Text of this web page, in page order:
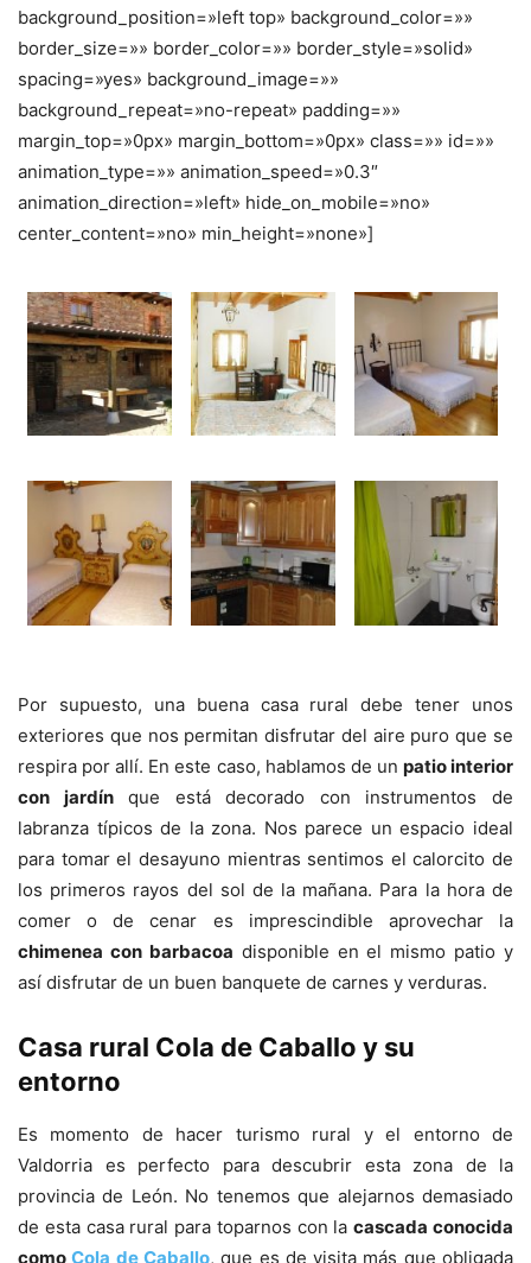
background_position=»left top» background_color=»»
border_size=»» border_color=»» border_style=»solid»
spacing=»yes» background_image=»»
background_repeat=»no-repeat» padding=»»
margin_top=»0px» margin_bottom=»0px» class=»» id=»»
animation_type=»» animation_speed=»0.3″
animation_direction=»left» hide_on_mobile=»no»
center_content=»no» min_height=»none»]
Por supuesto, una buena casa rural debe tener unos
exteriores que nos permitan disfrutar del aire puro que se
respira por allí. En este caso, hablamos de un patio interior
con jardínque está decorado con instrumentos de
labranza típicos de la zona. Nos parece un espacio ideal
para tomar el desayuno mientras sentimos el calorcito de
los primeros rayos del sol de la mañana. Para la hora de
comer o de cenar es imprescindible aprovechar la
chimenea con barbacoa disponible en el mismo patio y
así disfrutar de un buen banquete de carnes y verduras.
Casa rural Cola de Caballo y su
entorno
Es momento de hacer turismo rural y el entorno de
Valdorria es perfecto para descubrir esta zona de la
provincia de León. No tenemos que alejarnos demasiado
de esta casa rural para toparnos con lacascada conocida
comoCola de Caballo, que es de visita más que obligada